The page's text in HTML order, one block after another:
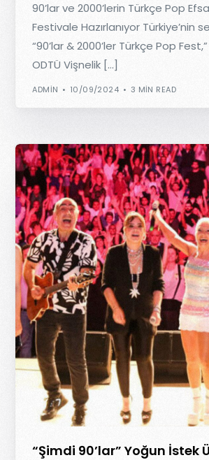
90’lar ve 2000’lerin Türkçe Pop
Festivale Hazırlanıyor Türkiye’nin
“90’lar & 2000’ler Türkçe Pop Fest,”
ODTÜ Vişnelik […]
ADMIN 10/09/2024 3 MIN READ
“Şimdi 90’lar” Yoğun İstek